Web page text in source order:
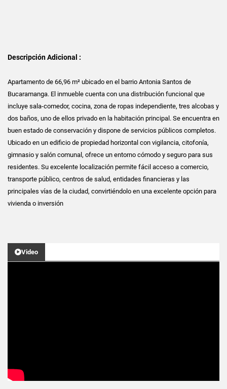
Descripción Adicional :
Apartamento de 66,96 m² ubicado en el barrio Antonia Santos de
Bucaramanga. El inmueble cuenta con una distribución funcional que
incluye sala-comedor, cocina, zona de ropas independiente, tres alcobas y
dos baños, uno de ellos privado en la habitación principal. Se encuentra en
buen estado de conservación y dispone de servicios públicos completos.
Ubicado en un edificio de propiedad horizontal con vigilancia, citofonía,
gimnasio y salón comunal, ofrece un entorno cómodo y seguro para sus
residentes. Su excelente localización permite fácil acceso a comercio,
transporte público, centros de salud, entidades financieras y las
principales vías de la ciudad, convirtiéndolo en una excelente opción para
vivienda o inversión
Video